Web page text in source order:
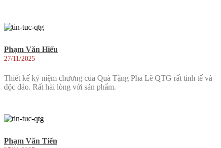
Phạm Văn Hiếu
27/11/2025
Thiết kế kỷ niệm chương của Quà Tặng Pha Lê QTG rất tinh tế và
độc đáo. Rất hài lòng với sản phẩm.
Phạm Văn Tiến